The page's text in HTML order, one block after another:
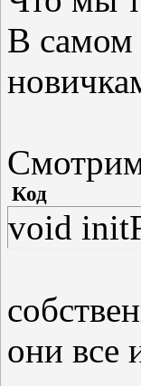
В самом
Код
void
они все